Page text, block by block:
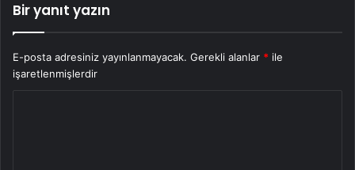
Bir yanıt yazın
E-posta adresiniz yayınlanmayacak. Gerekli alanlar * ile
işaretlenmişlerdir